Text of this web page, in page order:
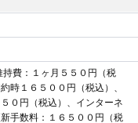
費：１ヶ月５５０円（税
時１６５００円（税込）、
０円（税込）、インターネ
手数料：１６５００円（税